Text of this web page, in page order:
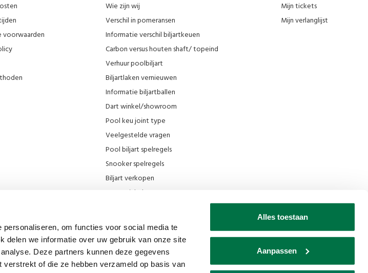
om functies voor social media te
delen we informatie over uw gebruik van onze site
Deze partners kunnen deze gegevens
of die ze hebben verzameld op basis van
Alles toestaan
Aanpassen
voorwaarden
Wie zijn wij
Verschil in pomeransen
Informatie verschil biljartkeuen
Carbon versus houten shaft/ topeind
Verhuur poolbiljart
Biljartlaken vernieuwen
Informatie biljartballen
Dart winkel/showroom
Pool keu joint type
Veelgestelde vragen
Pool biljart spelregels
Snooker spelregels
Biljart verkopen
Onze winkel
Promotie Filmpjes Van den Broek Biljarts
Blog
Biljart museum
Diverse links
Mijn tickets
Mijn verlanglijst